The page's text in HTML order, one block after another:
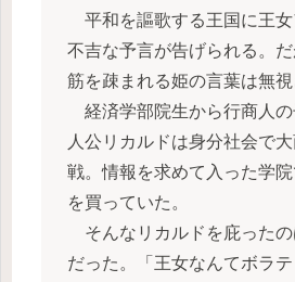
平和を謳歌する王国に王
不吉な予言が告げられる。
筋を疎まれる姫の言葉は無視
経済学部院生から行商人の
人公リカルドは身分社会で
戦。情報を求めて入った学
を買っていた。
そんなリカルドを庇ったの
だった。「王女なんてボラ